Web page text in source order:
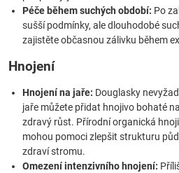
Péče během suchých období: Po
sušší podmínky, ale dlouhodobé
zajistěte občasnou zálivku během
Hnojení
Hnojení na jaře: Douglasky
jaře můžete přidat hnojivo bohaté
zdravý růst. Přírodní organická
mohou pomoci zlepšit strukturu
zdraví stromu.
Omezení intenzivního hnojení: